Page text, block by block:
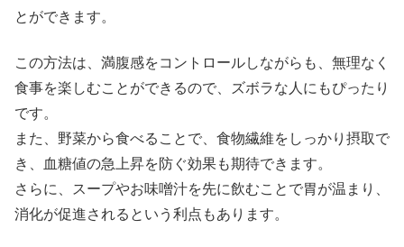
とができます。
この方法は、満腹感をコントロールしながらも、無理なく
食事を楽しむことができるので、ズボラな人にもぴったり
です。
また、野菜から食べることで、食物繊維をしっかり摂取で
き、血糖値の急上昇を防ぐ効果も期待できます。
さらに、スープやお味噌汁を先に飲むことで胃が温まり、
消化が促進されるという利点もあります。